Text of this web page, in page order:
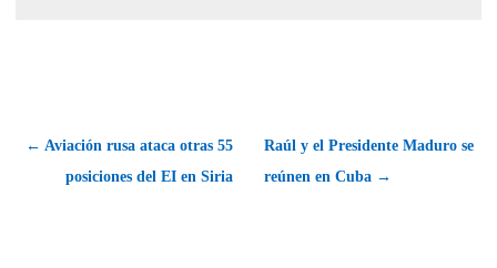
← Aviación rusa ataca otras 55
posiciones del EI en Siria
Raúl y el Presidente Maduro se
reúnen en Cuba →